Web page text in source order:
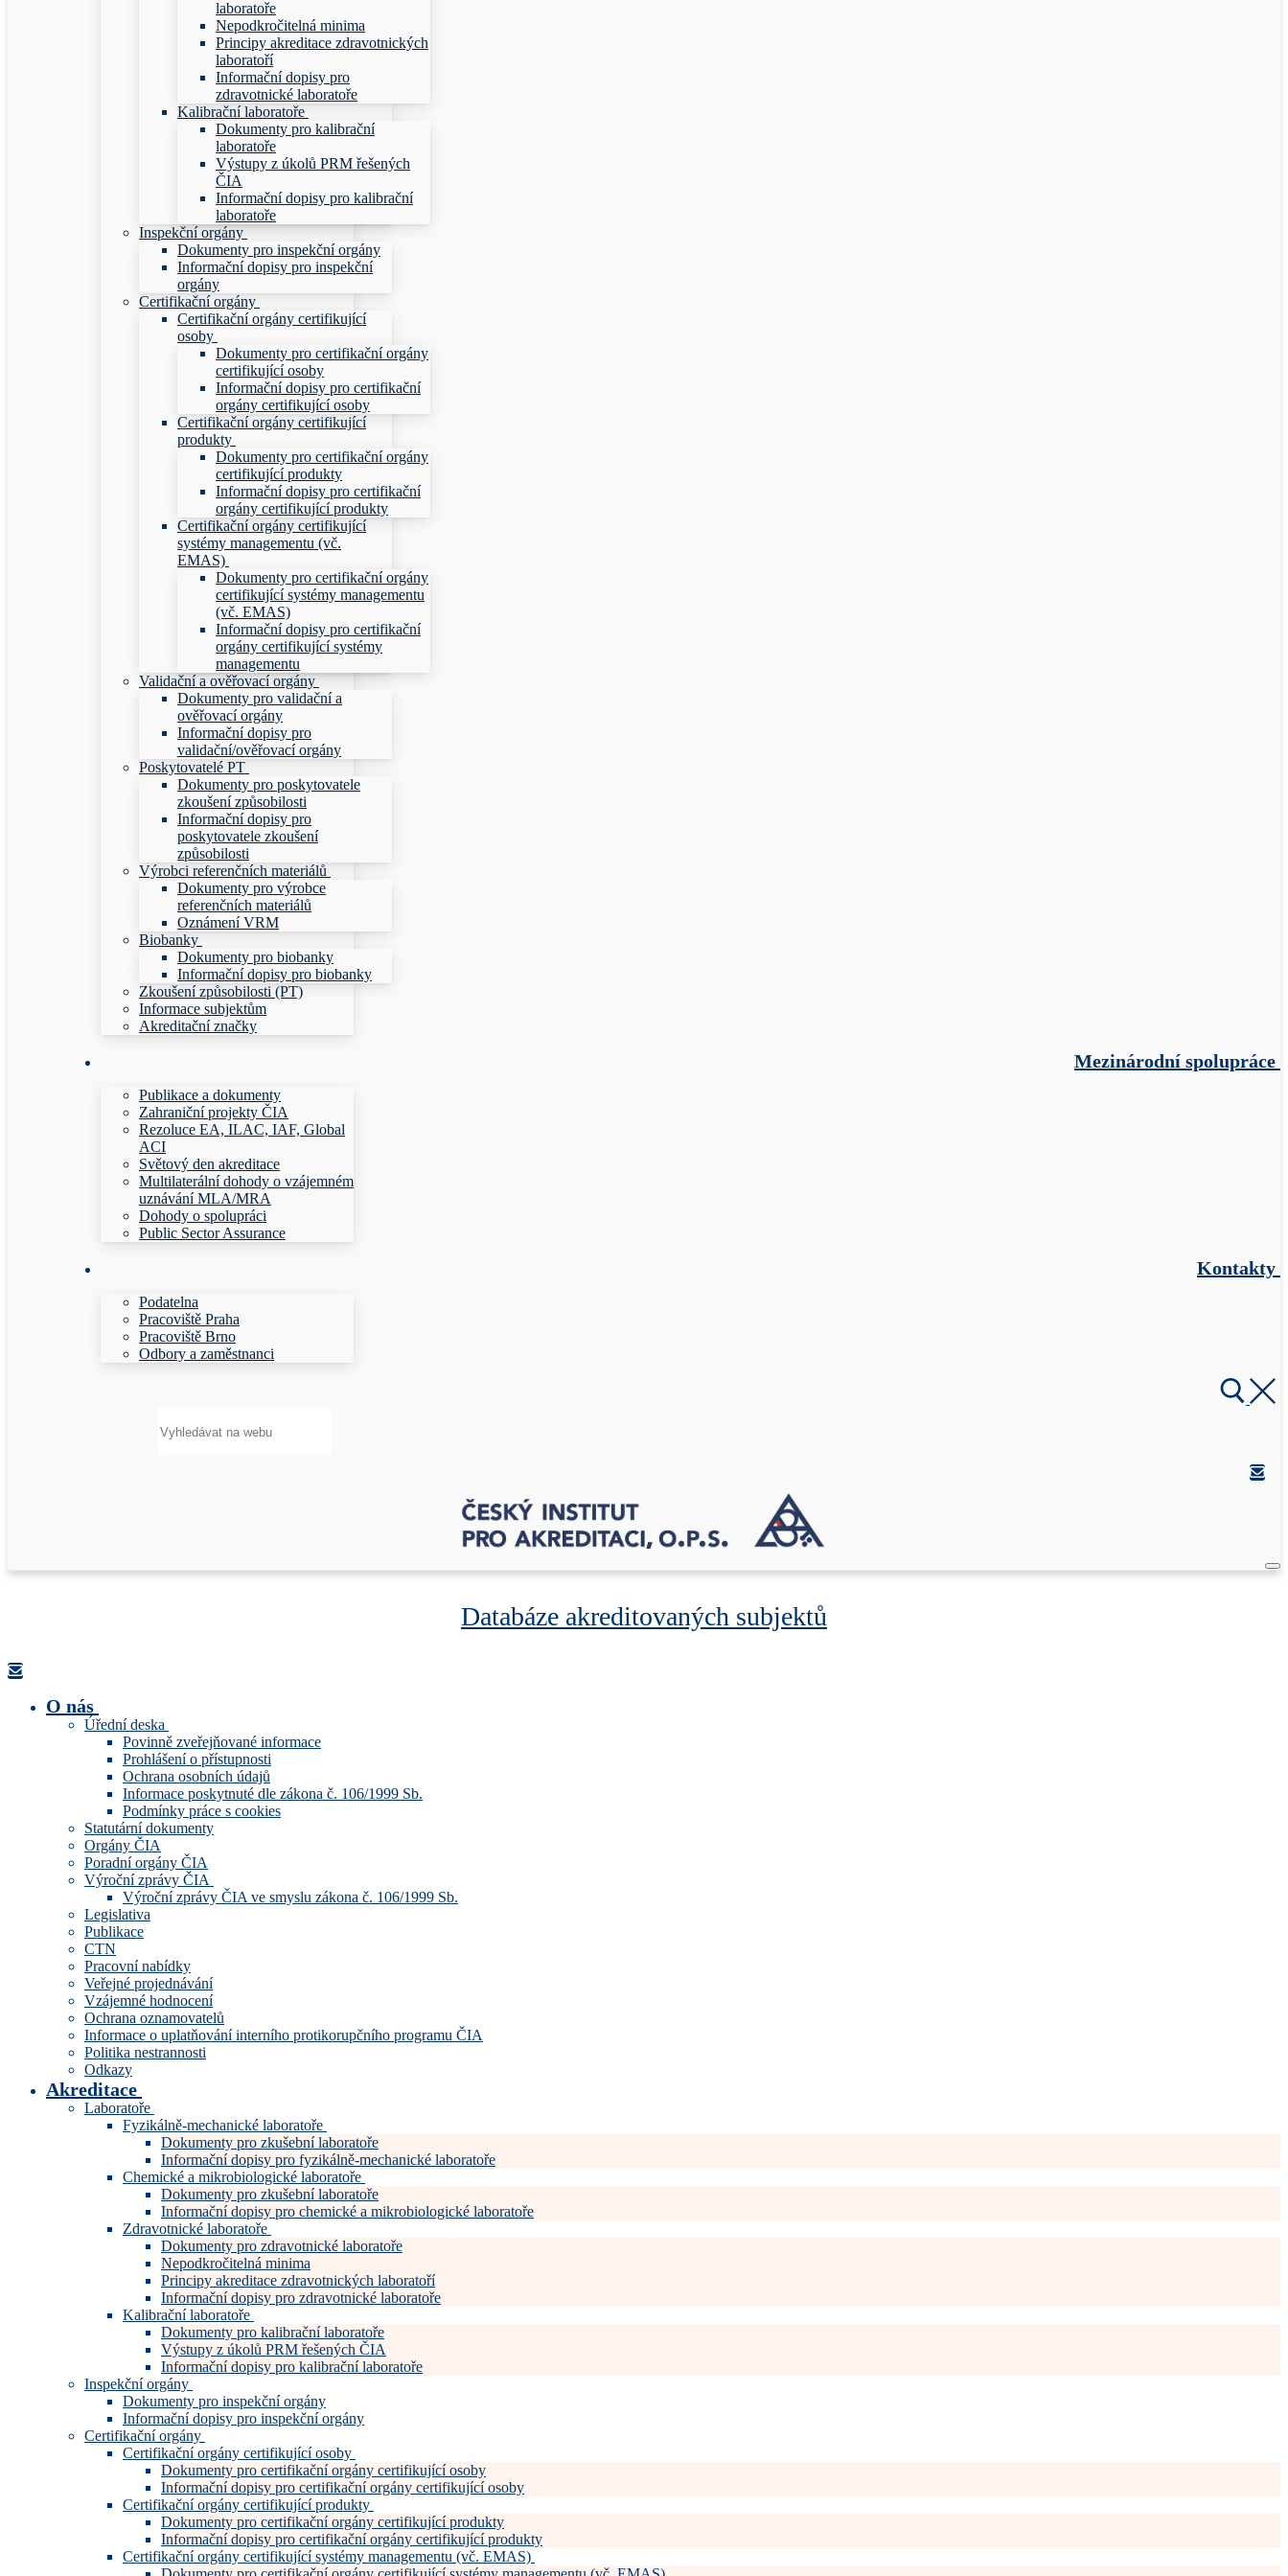
laboratoře
Nepodkročitelná minima
Principy akreditace zdravotnických
laboratoří
Informační dopisy pro
zdravotnické laboratoře
Kalibrační laboratoře
Dokumenty pro kalibrační
laboratoře
Výstupy z úkolů PRM řešených
ČIA
Informační dopisy pro kalibrační
laboratoře
Inspekční orgány
Dokumenty pro inspekční orgány
Informační dopisy pro inspekční
orgány
Certifikační orgány
Certifikační orgány certifikující
osoby
Dokumenty pro certifikační orgány
certifikující osoby
Informační dopisy pro certifikační
orgány certifikující osoby
Certifikační orgány certifikující
produkty
Dokumenty pro certifikační orgány
certifikující produkty
Informační dopisy pro certifikační
orgány certifikující produkty
Certifikační orgány certifikující
systémy managementu (vč.
EMAS)
Dokumenty pro certifikační orgány
certifikující systémy managementu
(vč. EMAS)
Informační dopisy pro certifikační
orgány certifikující systémy
managementu
Validační a ověřovací orgány
Dokumenty pro validační a
ověřovací orgány
Informační dopisy pro
validační/ověřovací orgány
Poskytovatelé PT
Dokumenty pro poskytovatele
zkoušení způsobilosti
Informační dopisy pro
poskytovatele zkoušení
způsobilosti
Výrobci referenčních materiálů
Dokumenty pro výrobce
referenčních materiálů
Oznámení VRM
Biobanky
Dokumenty pro biobanky
Informační dopisy pro biobanky
Zkoušení způsobilosti (PT)
Informace subjektům
Akreditační značky
Mezinárodní spolupráce
Publikace a dokumenty
Zahraniční projekty ČIA
Rezoluce EA, ILAC, IAF, Global
ACI
Světový den akreditace
Multilaterální dohody o vzájemném
uznávání MLA/MRA
Dohody o spolupráci
Public Sector Assurance
Kontakty
Podatelna
Pracoviště Praha
Pracoviště Brno
Odbory a zaměstnanci
Databáze akreditovaných subjektů
O nás
Úřední deska
Povinně zveřejňované informace
Prohlášení o přístupnosti
Ochrana osobních údajů
Informace poskytnuté dle zákona č. 106/1999 Sb.
Podmínky práce s cookies
Statutární dokumenty
Orgány ČIA
Poradní orgány ČIA
Výroční zprávy ČIA
Výroční zprávy ČIA ve smyslu zákona č. 106/1999 Sb.
Legislativa
Publikace
CTN
Pracovní nabídky
Veřejné projednávání
Vzájemné hodnocení
Ochrana oznamovatelů
Informace o uplatňování interního protikorupčního programu ČIA
Politika nestrannosti
Odkazy
Akreditace
Laboratoře
Fyzikálně-mechanické laboratoře
Dokumenty pro zkušební laboratoře
Informační dopisy pro fyzikálně-mechanické laboratoře
Chemické a mikrobiologické laboratoře
Dokumenty pro zkušební laboratoře
Informační dopisy pro chemické a mikrobiologické laboratoře
Zdravotnické laboratoře
Dokumenty pro zdravotnické laboratoře
Nepodkročitelná minima
Principy akreditace zdravotnických laboratoří
Informační dopisy pro zdravotnické laboratoře
Kalibrační laboratoře
Dokumenty pro kalibrační laboratoře
Výstupy z úkolů PRM řešených ČIA
Informační dopisy pro kalibrační laboratoře
Inspekční orgány
Dokumenty pro inspekční orgány
Informační dopisy pro inspekční orgány
Certifikační orgány
Certifikační orgány certifikující osoby
Dokumenty pro certifikační orgány certifikující osoby
Informační dopisy pro certifikační orgány certifikující osoby
Certifikační orgány certifikující produkty
Dokumenty pro certifikační orgány certifikující produkty
Informační dopisy pro certifikační orgány certifikující produkty
Certifikační orgány certifikující systémy managementu (vč. EMAS)